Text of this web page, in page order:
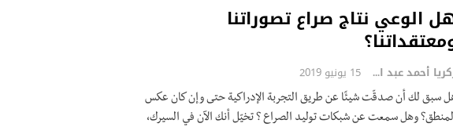
الوعي نتاج صراع تصوراتنا
زكريا أحمد عبد المطلب 15 يونيو 2019
سبق لك أن صدقّت شيئًا عن طريق التجربة الإدراكية حتى وإن كان عكس
وهل سمعت عن شبكات توليد الصراع ؟ تخيّل أنك الآن في السيرك،